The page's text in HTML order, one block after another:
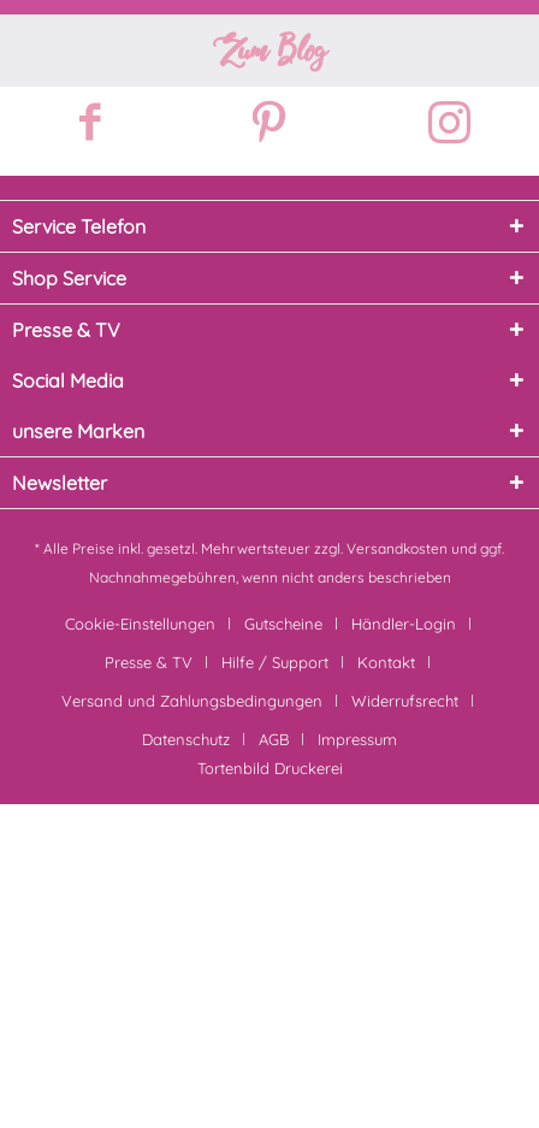
Zum Blog
Service Telefon
Shop Service
Presse & TV
Social Media
unsere Marken
Newsletter
* Alle Preise inkl. gesetzl. Mehrwertsteuer zzgl. Versandkosten und ggf.
Nachnahmegebühren, wenn nicht anders beschrieben
Cookie-Einstellungen Gutscheine
Händler-Login
Presse & TV
Hilfe / Support
Kontakt
Versand und Zahlungsbedingungen
Widerrufsrecht
Datenschutz
AGB
Impressum
Tortenbild Druckerei